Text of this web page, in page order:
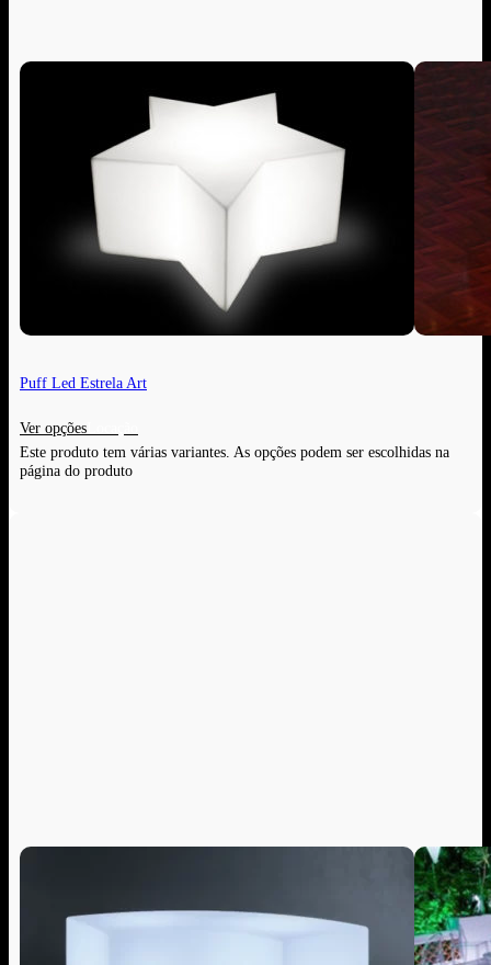
Puff Led Estrela Art
Ver opções
Este produto tem várias variantes. As opções podem ser escolhidas na
página do produto